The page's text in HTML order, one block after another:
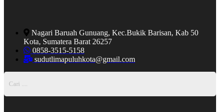
Nagari Baruah Gunuang, Kec.Bukik Barisan, Kab 50
Kota, Sumatera Barat 26257
0858-3515-5158
sudutlimapuluhkota@gmail.com